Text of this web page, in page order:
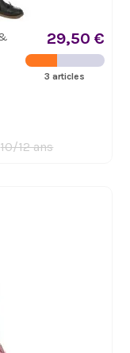
29,50 €
3 articles
10/12 ans